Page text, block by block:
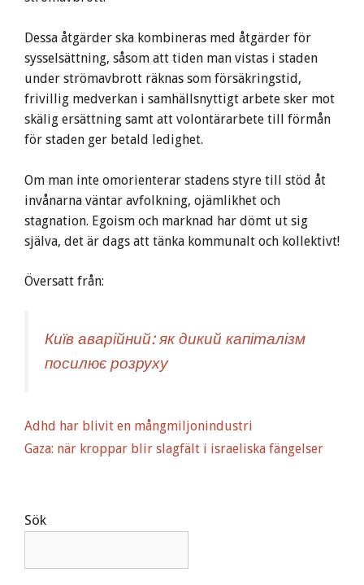
Dessa åtgärder ska kombineras med åtgärder för
sysselsättning, såsom att tiden man vistas i staden
under strömavbrott räknas som försäkringstid,
frivillig medverkan i samhällsnyttigt arbete sker mot
skälig ersättning samt att volontärarbete till förmån
för staden ger betald ledighet.
Om man inte omorienterar stadens styre till stöd åt
invånarna väntar avfolkning, ojämlikhet och
stagnation. Egoism och marknad har dömt ut sig
själva, det är dags att tänka kommunalt och kollektivt!
Översatt från:
Київ аварійний: як дикий капіталізм
посилює розруху
Adhd har blivit en mångmiljonindustri
Gaza: när kroppar blir slagfält i israeliska fängelser
Sök